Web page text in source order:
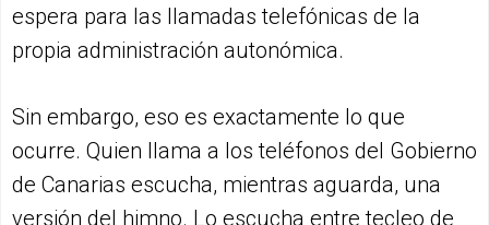
espera para las llamadas telefónicas de la
propia administración autonómica.
Sin embargo, eso es exactamente lo que
ocurre. Quien llama a los teléfonos del Gobierno
de Canarias escucha, mientras aguarda, una
versión del himno. Lo escucha entre tecleo de